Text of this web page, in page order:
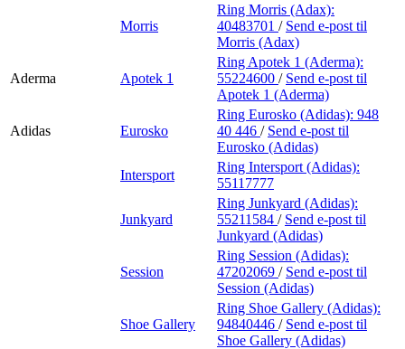
Morris
Ring Morris (Adax):
40483701 / Send e-post til
Morris (Adax)
Aderma Apotek 1
Ring Apotek 1 (Aderma):
55224600 / Send e-post til
Apotek 1 (Aderma)
Adidas Eurosko
Ring Eurosko (Adidas): 948
40 446 / Send e-post til
Eurosko (Adidas)
Intersport
Ring Intersport (Adidas):
55117777
Junkyard
Ring Junkyard (Adidas):
55211584 / Send e-post til
Junkyard (Adidas)
Session
Ring Session (Adidas):
47202069 / Send e-post til
Session (Adidas)
Shoe Gallery
Ring Shoe Gallery (Adidas):
94840446 / Send e-post til
Shoe Gallery (Adidas)